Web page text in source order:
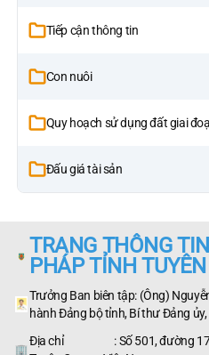
Tiếp cận thông tin
Con nuôi
Quy hoạch sử dụng đất giai
Đấu giá tài sản
TRANG THÔNG
PHÁP TỈNH
Trưởng Ban biên tập: (Ông)
hành Đảng bộ tỉnh, Bí thư Đảng
Địa chỉ : Số 501, đường 17/8,